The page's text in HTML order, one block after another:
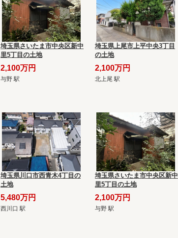
埼玉県さいたま市中央区新中
里5丁目の土地
2,100万円
与野 駅
埼玉県上尾市上平中央3丁目
の土地
2,100万円
北上尾 駅
埼玉県川口市西青木4丁目の
土地
5,480万円
西川口 駅
埼玉県さいたま市中央区新中
里5丁目の土地
2,100万円
与野 駅